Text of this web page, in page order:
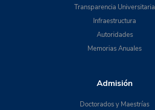
Transparencia Universitaria
Infraestructura
Autoridades
Memorias Anuales
Admisión
Doctorados y Maestrías